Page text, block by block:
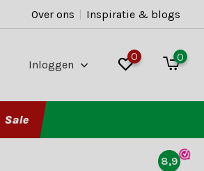
Over ons | Inspiratie & blogs
Inloggen
0 0
Sale
8,9